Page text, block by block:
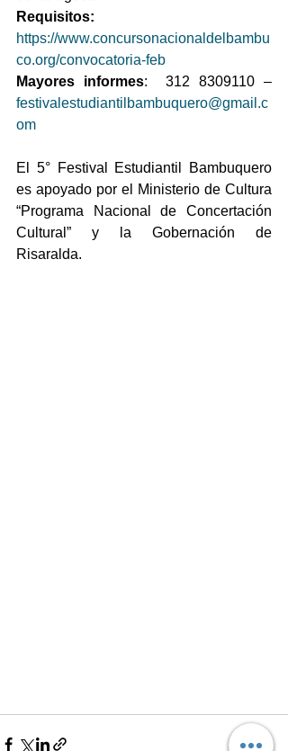
Requisitos:
https://www.concursonacionaldelbambu
co.org/convocatoria-feb
Mayores informes
festivalestudiantilbambuquero@gmail.c
om
El 5° Festival Estudiantil Bambuquero
es apoyado por el Ministerio de Cultura
“Programa Nacional de Concertación
Cultural” y la Gobernación de
Risaralda.